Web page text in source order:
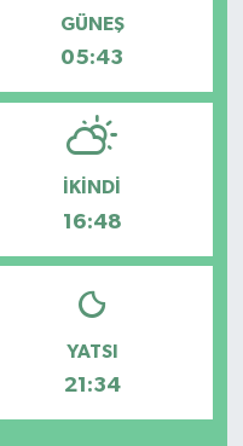
GÜNEŞ
05:43
İKINDI
16:48
YATSI
21:34